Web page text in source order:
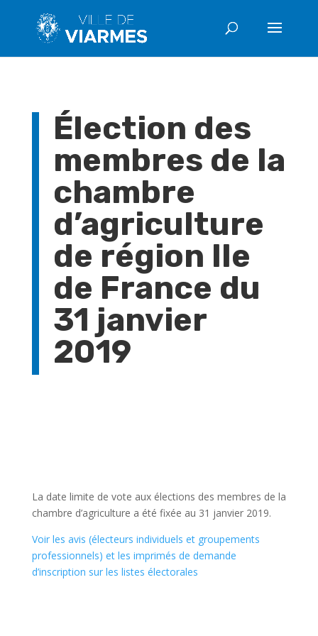
Élection des
membres de la
chambre
d’agriculture
de région Ile
de France du
31 janvier
2019
La date limite de vote aux élections des membres de la
chambre d’agriculture a été fixée au 31 janvier 2019.
Voir les avis (électeurs individuels et groupements
professionnels) et les imprimés de demande
d’inscription sur les listes électorales